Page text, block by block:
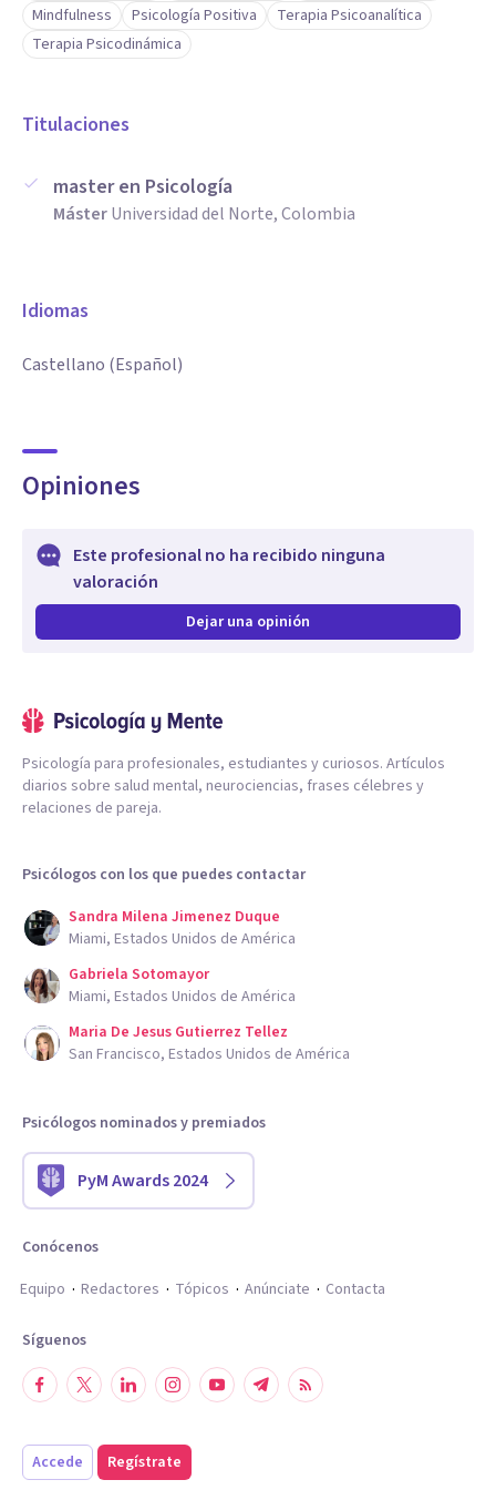
orientado no solo al apoyo emocional sino también al
fortalecimiento personal y construcción de una vida más
Tu bienestar emocional merece, atención , cuidado y
un espacio seguro para sanar , crecer y volver a conectar
contigo mismo (a)-
Mindfulness
Psicología Positiva
Terapia Psicoanalítica
Terapia Psicodinámica
Titulaciones
master en Psicología
MásterUniversidad del Norte, Colombia
Idiomas
Castellano (Español)
Opiniones
Este profesional no ha recibido ninguna
valoración
Dejar una opinión
Psicología para profesionales, estudiantes y curiosos. Artículos
diarios sobre salud mental, neurociencias, frases célebres y
relaciones de pareja.
Psicólogos con los que puedes contactar
Sandra Milena Jimenez Duque
Miami, Estados Unidos de América
Gabriela Sotomayor
Miami, Estados Unidos de América
Maria De Jesus Gutierrez Tellez
San Francisco, Estados Unidos de América
Psicólogos nominados y premiados
PyM Awards 2024
Conócenos
Equipo
Redactores Tópicos Anúnciate Contacta
Síguenos
Accede Regístrate